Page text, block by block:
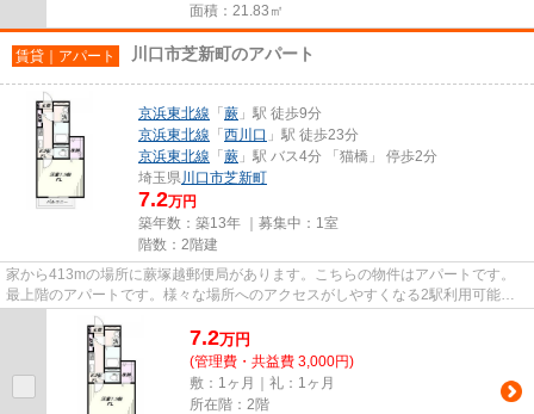
面積：21.83㎡
賃貸｜アパート 川口市芝新町のアパート
京浜東北線 「 蕨 」駅 徒歩9分
京浜東北線 「 西川口 」駅 徒歩23分
京浜東北線 「 蕨 」駅 バス4分 「猫橋」 停歩2分
埼玉県川口市芝新町
7.2万円
築年数：築13年 ｜募集中： 1室
階数：2階建
家から413mの場所に蕨塚越郵便局があります。こちらの物件はアパートです。
最上階のアパートです。様々な場所へのアクセスがしやすくなる2駅利用可能な
物件です。できるだけ早めに不動...
7.2万円
(管理費・共益費 3,000円)
敷：1ヶ月｜礼：1ヶ月
所在階：2階